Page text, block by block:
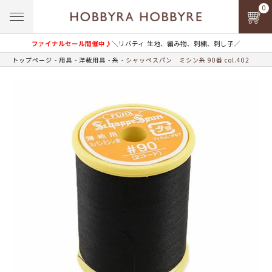
ファイナルセール開催中♪＼リバティ 生地、編み物、刺繍、刺し子／
0
トップページ 用具 洋裁用具 糸 シャッペスパン ミシン糸 90番 col.402